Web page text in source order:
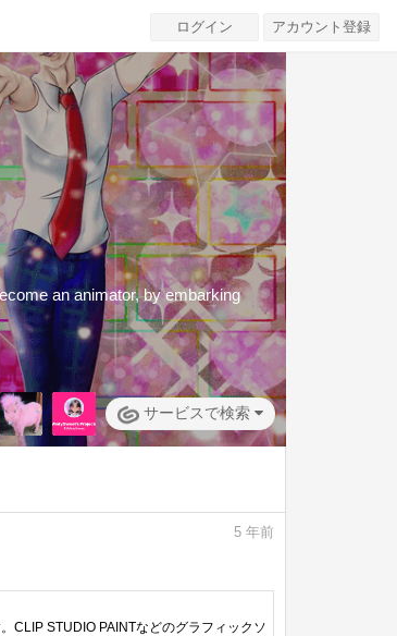
ログイン アカウント登録
an animator, by embarking
サービスで検索
5 年前
CLIP STUDIO PAINTなどのグラフィックソ